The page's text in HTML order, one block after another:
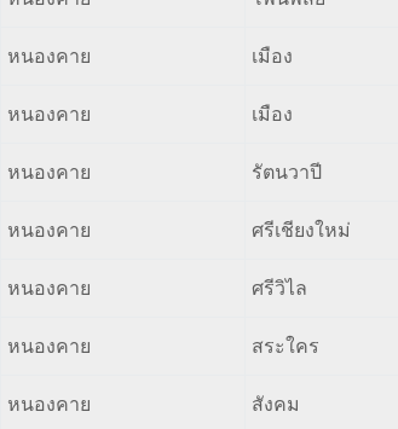
หนองคาย เมือง
หนองคาย เมือง
หนองคาย รัตนวาปี
หนองคาย ศรีเชียงใหม่
หนองคาย ศรีวิไล
หนองคาย สระใคร
หนองคาย สังคม